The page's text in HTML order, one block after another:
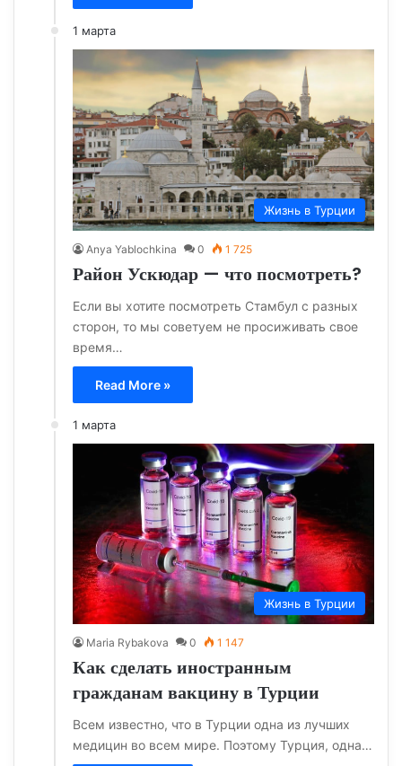
1 марта
Жизнь в Турции
Anya Yablochkina 0 1 725
Район Ускюдар — что посмотреть?
Если вы хотите посмотреть Стамбул с разных
сторон, то мы советуем не просиживать свое
время…
Read More »
1 марта
Жизнь в Турции
Maria Rybakova 0 1 147
Как сделать иностранным
гражданам вакцину в Турции
Всем известно, что в Турции одна из лучших
медицин во всем мире. Поэтому Турция, одна…